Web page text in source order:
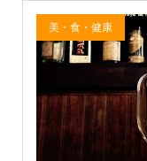
美・食・健康